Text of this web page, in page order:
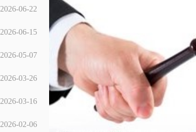
2026-06-22
2026-06-15
2026-05-07
2026-03-26
2026-03-16
2026-02-06